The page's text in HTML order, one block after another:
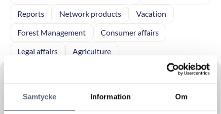
Samtycke Information Om
Reports
Network products
Vacation
Forest Management
Consumer affairs
Legal affairs
Agriculture